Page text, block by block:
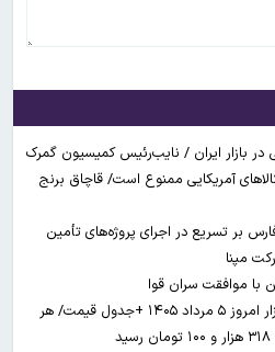
بازار ایران / نایب‌رئیس کمیسیون گمرک
آمریکایی ممنوع است/ قاچاق برنج
بر تسریع در اجرای پروژه‌های تأمین
مپنا
افزایش قیمت طلا و سکه در بازار امروز ۵ مرداد ۱۴۰۵ +جدول قیمت/ هر